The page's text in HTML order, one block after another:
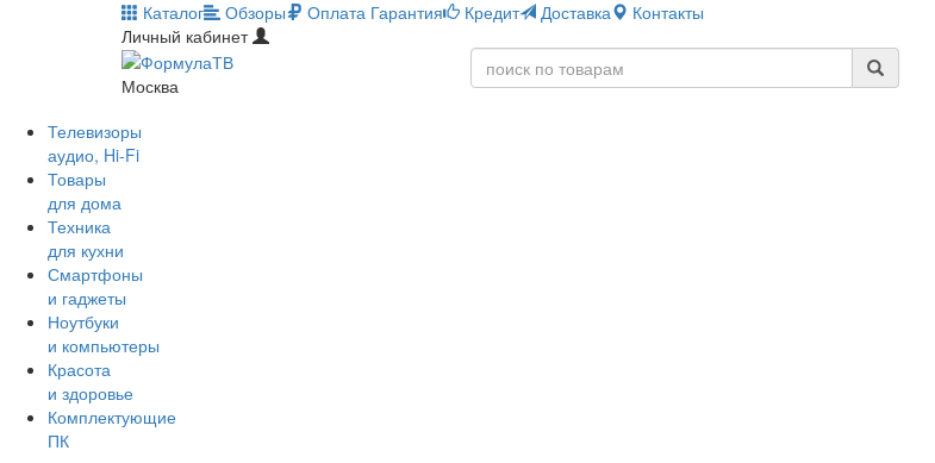
Каталог Обзоры Оплата Гарантия Кредит Доставка
Контакты
Личный кабинет
Москва
Телевизоры
аудио, Hi-Fi
Товары
для дома
Техника
для кухни
Смартфоны
и гаджеты
Ноутбуки
и компьютеры
Красота
и здоровье
Комплектующие
ПК